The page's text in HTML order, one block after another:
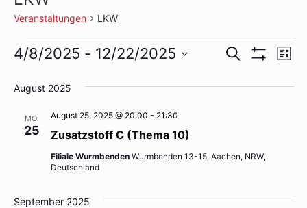
Veranstaltungen LKW
Veranstaltungen Suche Liste
4/8/2025 - 12/22/2025
wählen.
August 2025
MO.
25 Zusatzstoff C (Thema 10)
August 25, 2025 @ 20:00 - 21:30
Filiale Wurmbenden Wurmbenden 13-15, Aachen, NRW,
Deutschland
September 2025